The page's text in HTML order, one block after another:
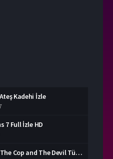
Kadehi İzle
7 Full İzle HD
The Gangster, The Cop and The Devil Türkçe Dublaj İzle